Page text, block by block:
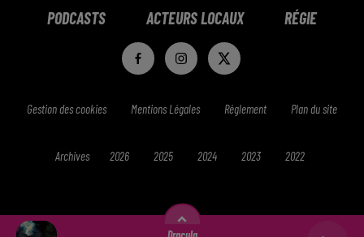
PODCASTS ACTEURS LOCAUX RÉGIE
Gestion des cookies Mentions Légales Réglement Plan du site
Archives 2026 2025 2024 2023 2022